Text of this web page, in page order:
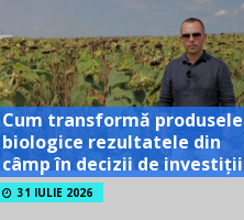
Cum transformă produsele
biologice rezultatele din
câmp în decizii de investiții
31 IULIE 2026